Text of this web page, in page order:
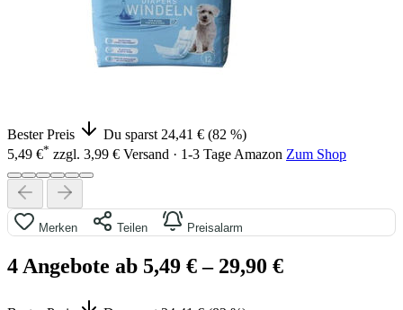
Bester Preis
Du sparst 24,41 € (82 %)
5,49 €* zzgl. 3,99 € Versand · 1-3 Tage Amazon Zum Shop
Merken Teilen Preisalarm
4 Angebote ab 5,49 €– 29,90 €